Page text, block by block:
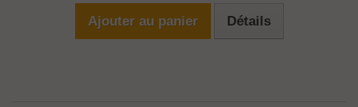
Ajouter au panier Détails